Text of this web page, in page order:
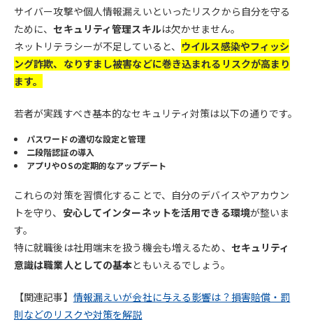
サイバー攻撃や個人情報漏えいといったリスクから自分を守る
ために、セキュリティ管理スキルは欠かせません。
ネットリテラシーが不足していると、 ウイルス感染やフィッシ
ング詐欺、なりすまし被害などに巻き込まれるリスクが高まり
ます。
若者が実践すべき基本的なセキュリティ対策は以下の通りです。
パスワードの適切な設定と管理
二段階認証の導入
アプリやOSの定期的なアップデート
これらの対策を習慣化することで、自分のデバイスやアカウン
トを守り、 安心してインターネットを活用できる環境が整いま
す。
特に就職後は社用端末を扱う機会も増えるため、 セキュリティ
意識は職業人としての基本ともいえるでしょう。
【関連記事】 情報漏えいが会社に与える影響は？損害賠償・罰
則などのリスクや対策を解説